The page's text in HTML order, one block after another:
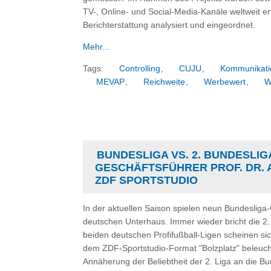
TV-, Online- und Social-Media-Kanäle weltweit
Berichterstattung analysiert und eingeordnet.
Mehr...
Tags: Controlling CUJU
MEVAP
Reichweite Werbewert
BUNDESLIGA VS. 2.
GESCHÄFTSFÜHRER PROF.
ZDF SPORTSTUDIO
In der aktuellen Saison spielen neun
deutschen Unterhaus. Immer wieder bricht die
beiden deutschen Profifußball-Ligen scheinen
dem ZDF-Sportstudio-Format "Bolzplatz"
Annäherung der Beliebtheit der 2. Liga an die